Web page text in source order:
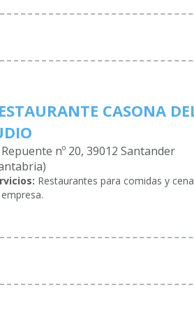
CASONA
nº 20, 39012 Santander
Restaurantes para comidas y